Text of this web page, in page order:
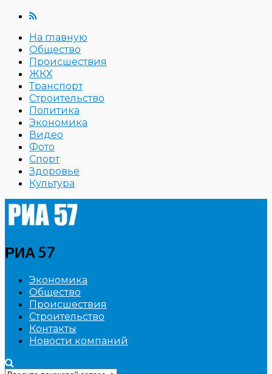
На главную
Общество
Происшествия
ЖКХ
Транспорт
Строительство
Политика
Экономика
Видео
Фото
Спорт
Здоровье
Культура
РИА 57
Экономика
Общество
Происшествия
Строительство
Контакты
Новости компаний